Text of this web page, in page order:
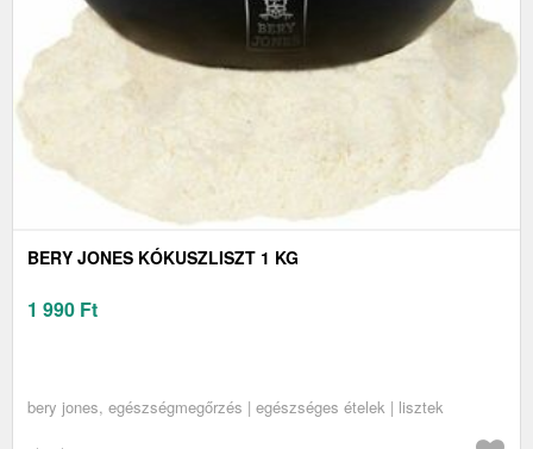
BERY JONES KÓKUSZLISZT 1 KG
1 990 Ft
bery jones, egészségmegőrzés | egészséges ételek | lisztek